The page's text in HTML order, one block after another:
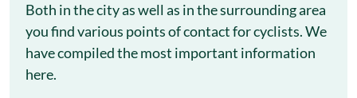
Both in the city as well as in the surrounding area
you find various points of contact for cyclists. We
have compiled the most important information
here.